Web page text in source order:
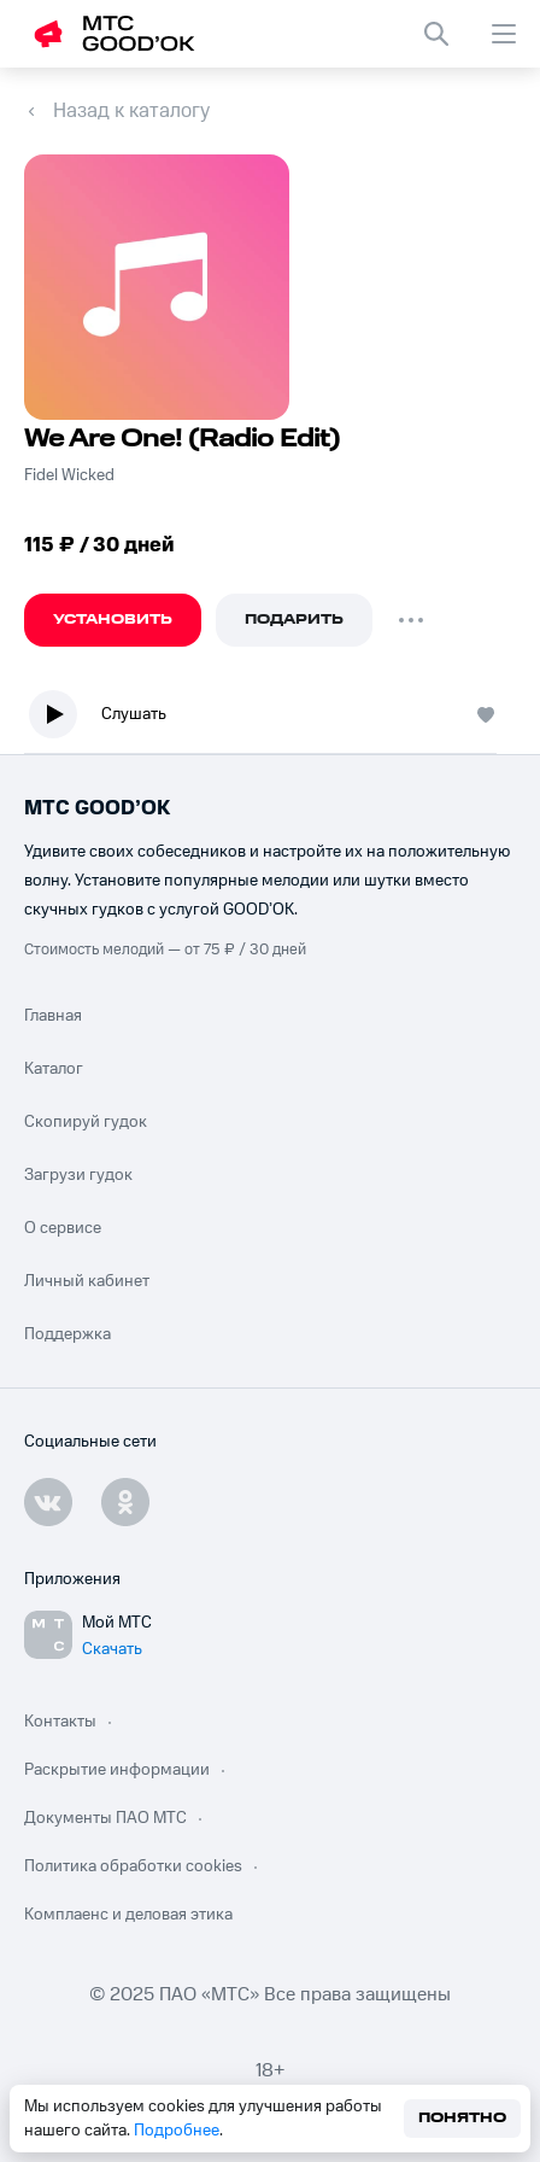
Назад к каталогу
We Are One! (Radio Edit)
Fidel Wicked
115 ₽ / 30 дней
УСТАНОВИТЬ ПОДАРИТЬ
Слушать
Мы используем cookies для улучшения работы
нашего сайта. Подробнее.
ПОНЯТНО
МТС GOOD’OK
Удивите своих собеседников и настройте их на положительную
волну. Установите популярные мелодии или шутки вместо
скучных гудков с услугой GOOD’OK.
Стоимость мелодий — от 75 ₽ / 30 дней
Главная
Каталог
Скопируй гудок
Загрузи гудок
О сервисе
Личный кабинет
Поддержка
Социальные сети
Приложения
Мой МТС
Скачать
Контакты
Раскрытие информации
Документы ПАО МТС
Политика обработки cookies
Комплаенс и деловая этика
© 2025 ПАО «МТС» Все права защищены
18+